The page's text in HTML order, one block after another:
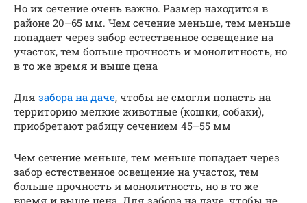
Но их сечение очень важно. Размер находится в
районе 20–65 мм. Чем сечение меньше, тем меньше
попадает через забор естественное освещение на
участок, тем больше прочность и монолитность, но
в то же время и выше цена
Для забора на даче, чтобы не смогли попасть на
территорию мелкие животные (кошки, собаки),
приобретают рабицу сечением 45–55 мм
Чем сечение меньше, тем меньше попадает через
забор естественное освещение на участок, тем
больше прочность и монолитность, но в то же
время и выше цена. Для забора на даче, чтобы не